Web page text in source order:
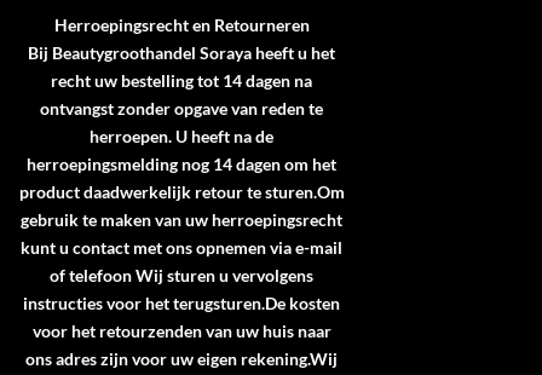
Herroepingsrecht en Retourneren
Bij Beautygroothandel Soraya heeft u het
recht uw bestelling tot 14 dagen na
ontvangst zonder opgave van reden te
herroepen. U heeft na de
herroepingsmelding nog 14 dagen om het
product daadwerkelijk retour te sturen.Om
gebruik te maken van uw herroepingsrecht
kunt u contact met ons opnemen via e-mail
of telefoon Wij sturen u vervolgens
instructies voor het terugsturen.De kosten
voor het retourzenden van uw huis naar
ons adres zijn voor uw eigen rekening.Wij